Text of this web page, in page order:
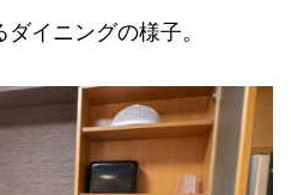
イニングの様子。